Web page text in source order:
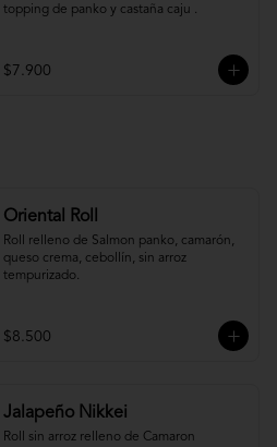
topping de panko y castaña caju .
$7.900
Oriental Roll
Roll relleno de Salmon panko, camarón,
queso crema, cebollín, sin arroz
tempurizado.
$8.500
Jalapeño Nikkei
Roll sin arroz relleno de Camaron